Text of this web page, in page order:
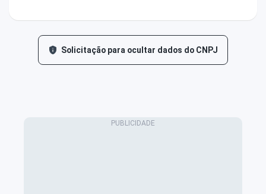
Solicitação para ocultar dados do CNPJ